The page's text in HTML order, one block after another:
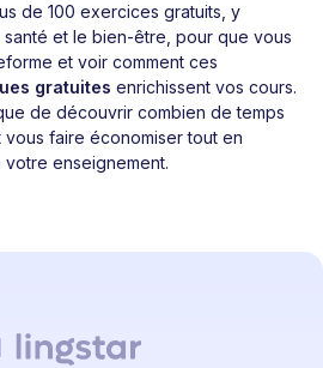
de 100 exercices gratuits, y
santé et le bien-être, pour que vous
et voir comment ces
gratuites enrichissent vos cours.
de découvrir combien de temps
faire économiser tout en
enseignement.